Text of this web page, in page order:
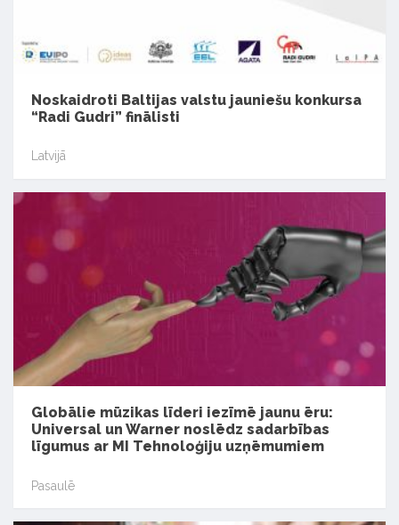
Noskaidroti Baltijas valstu jauniešu konkursa
“Radi Gudri” finālisti
Latvijā
Globālie mūzikas līderi iezīmē jaunu ēru:
Universal un Warner noslēdz sadarbības
līgumus ar MI Tehnoloģiju uzņēmumiem
Pasaulē